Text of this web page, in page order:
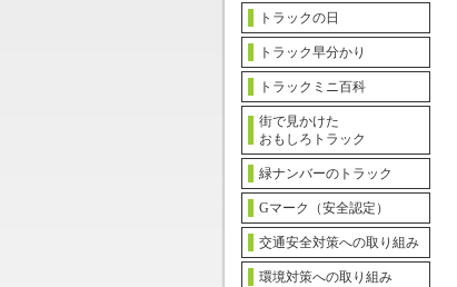
トラックの日
トラック早分かり
トラックミニ百科
街で見かけた
おもしろトラック
緑ナンバーのトラック
Gマーク（安全認定）
交通安全対策への取り組み
環境対策への取り組み